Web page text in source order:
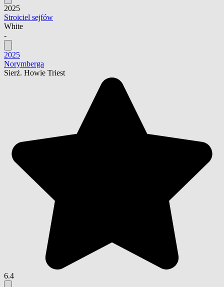
2025
Stroiciel sejfów
White
-
2025
Norymberga
Sierż. Howie Triest
6.4